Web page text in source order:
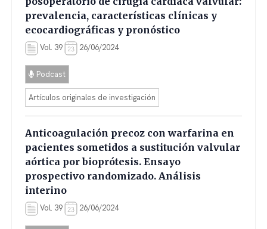
prevalencia, características clínicas y
ecocardiográficas y pronóstico
Vol. 39 26/06/2024
Podcast
Artículos originales de investigación
Anticoagulación precoz con warfarina en
pacientes sometidos a sustitución valvular
aórtica por bioprótesis. Ensayo
prospectivo randomizado. Análisis
interino
Vol. 39 26/06/2024